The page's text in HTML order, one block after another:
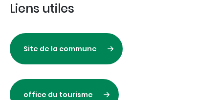
Liens utiles
Site de la commune
office du tourisme